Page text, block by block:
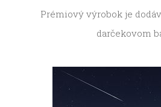
Prémiový výrobok je
darčekovom